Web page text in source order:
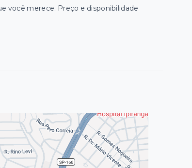
você merece. Preço e disponibilidade